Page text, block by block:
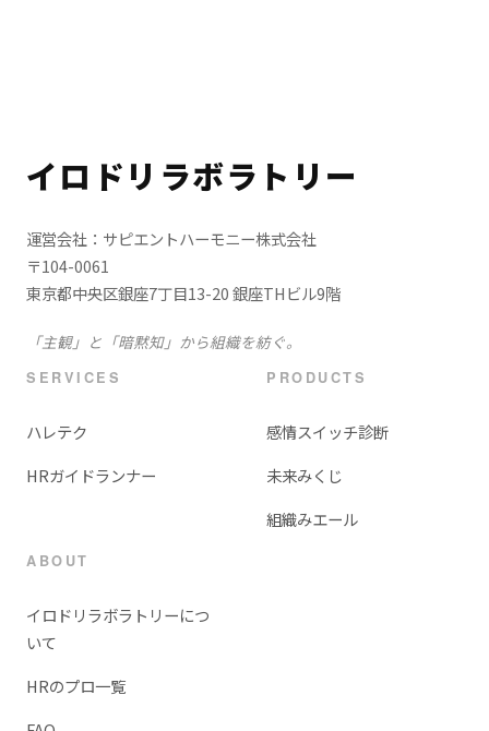
イロドリラボラトリー
運営会社：サピエントハーモニー株式会社
〒104-0061
東京都中央区銀座7丁目13-20 銀座THビル9階
「主観」と「暗黙知」から組織を紡ぐ。
SERVICES
ハレテク
HRガイドランナー
PRODUCTS
感情スイッチ診断
未来みくじ
組織みエール
ABOUT
イロドリラボラトリーにつ
いて
HRのプロ一覧